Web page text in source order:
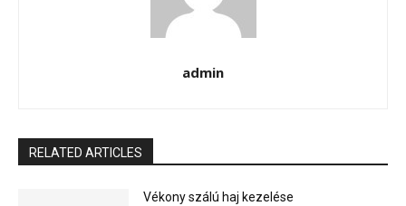
admin
RELATED ARTICLES
Vékony szálú haj kezelése